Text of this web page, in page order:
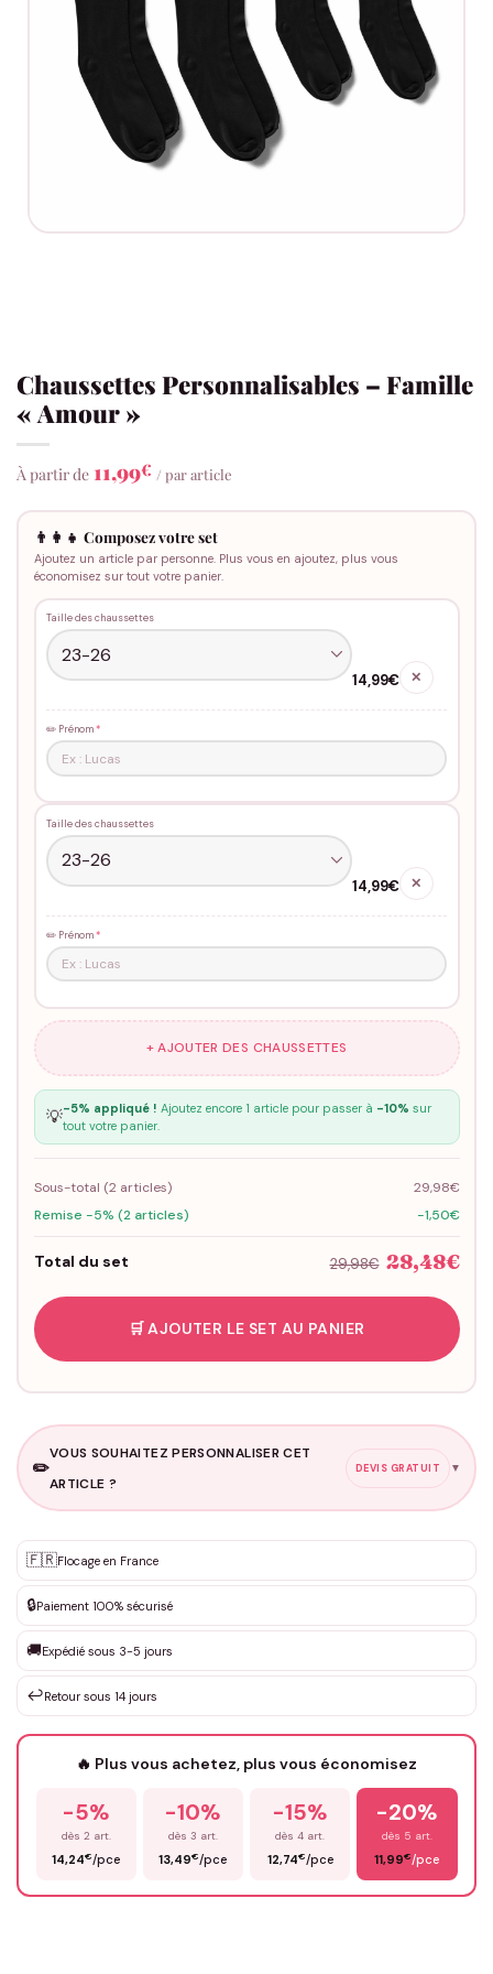
Chaussettes Personnalisables – Famille
« Amour »
À partir de 11,99€ / par article
👨‍👩‍👧 Composez votre set
Ajoutez un article par personne. Plus vous en ajoutez, plus vous
économisez sur tout votre panier.
Taille des chaussettes
14,99€ ✕
✏️ Prénom*
Taille des chaussettes
14,99€ ✕
✏️ Prénom*
+ AJOUTER DES CHAUSSETTES
💡-5% appliqué ! Ajoutez encore 1 article pour passer à -10% sur
tout votre panier.
Sous-total (2articles)
29,98€
Remise -5% (2 articles)
-1,50€
Total du set 29,98€ 28,48€
🛒 AJOUTER LE SET AU PANIER
✏️
VOUS SOUHAITEZ PERSONNALISER CET
ARTICLE ?
DEVIS GRATUIT ▼
✨ Personnalisation sur mesure
DEVIS GRATUIT · Personnalisation de 3 à 10€ selon la demande
Que souhaitez-vous ?*
Votre texte / idée*
Prénom*
🇫🇷Flocage en France
🔒Paiement 100% sécurisé
🚚Expédié sous 3-5 jours
↩️Retour sous 14 jours
🔥 Plus vous achetez, plus vous économisez
-5%
dès 2 art.
14,24€/pce
-10%
dès 3 art.
13,49€/pce
-15%
dès 4 art.
12,74€/pce
-20%
dès 5 art.
11,99€/pce